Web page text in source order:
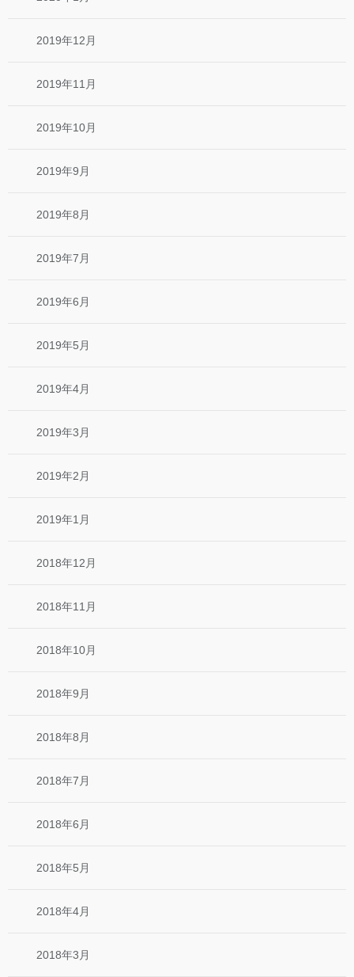
2019年12月
2019年11月
2019年10月
2019年9月
2019年8月
2019年7月
2019年6月
2019年5月
2019年4月
2019年3月
2019年2月
2019年1月
2018年12月
2018年11月
2018年10月
2018年9月
2018年8月
2018年7月
2018年6月
2018年5月
2018年4月
2018年3月